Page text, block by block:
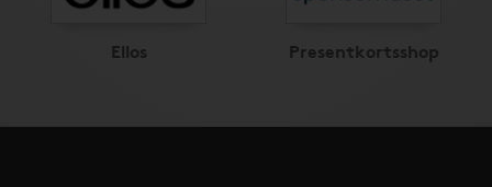
Ellos Presentkortsshop